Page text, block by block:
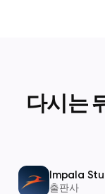
다시는
Impala
출판사